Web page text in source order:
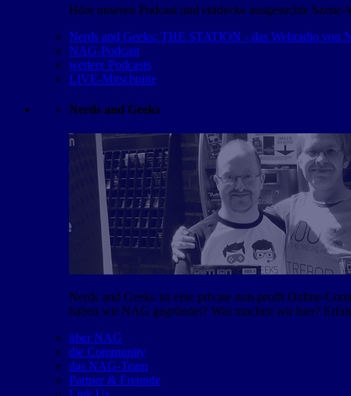
Höre unseren Podcast und entdecke ausgesuchte Szene-
Nerds and Geeks: THE STATION - das Webradio von
NAG-Podcast
weitere Podcasts
LIVE-Mitschnitte
Nerds and Geeks
Nerds and Geeks ist eine private non-profit Online-
haben wir NAG gegründet? Was machen wir hier?
über NAG
die Community
das NAG-Team
Partner & Freunde